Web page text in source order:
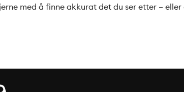
med å finne akkurat det du ser etter –